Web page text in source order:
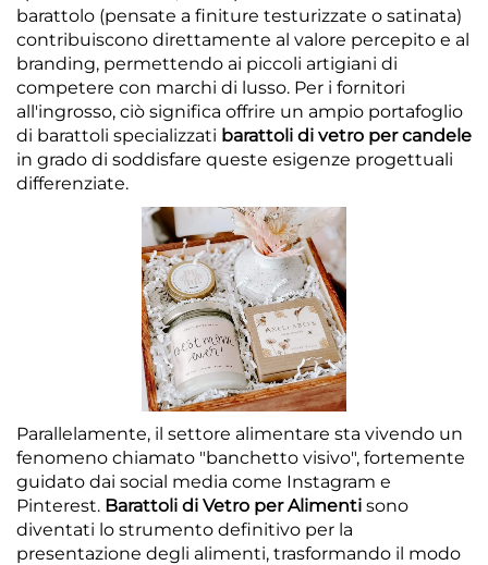
barattolo (pensate a finiture testurizzate o satinata)
contribuiscono direttamente al valore percepito e al
branding, permettendo ai piccoli artigiani di
competere con marchi di lusso. Per i fornitori
all'ingrosso, ciò significa offrire un ampio portafoglio
di barattoli specializzati barattoli di vetro per candele
in grado di soddisfare queste esigenze progettuali
differenziate.
Parallelamente, il settore alimentare sta vivendo un
fenomeno chiamato "banchetto visivo", fortemente
guidato dai social media come Instagram e
Pinterest. Barattoli di Vetro per Alimenti sono
diventati lo strumento definitivo per la
presentazione degli alimenti, trasformando il modo